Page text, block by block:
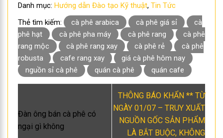
Danh mục: Hướng dẫn Đào tạo Kỹ thuật, Tin Tức
Thẻ tìm kiếm:
cà phê arabica cà phê giá sỉ
cà
phê hạt
cà phê pha máy cà phê rang
cà phê
rang mộc
cà phê rang xay cà phê rẻ
cà phê
robusta
cafe rang xay
giá cà phê hôm nay
nguồn sỉ cà phê
quán cà phê quán cafe
Đàn ông bán cà phê có
ngại gì không
THÔNG BÁO KHẨN ** TỪ
NGÀY 01/07 – TRUY XUẤT
NGUỒN GỐC SẢN PHẨM
LÀ BẮT BUỘC, KHÔNG